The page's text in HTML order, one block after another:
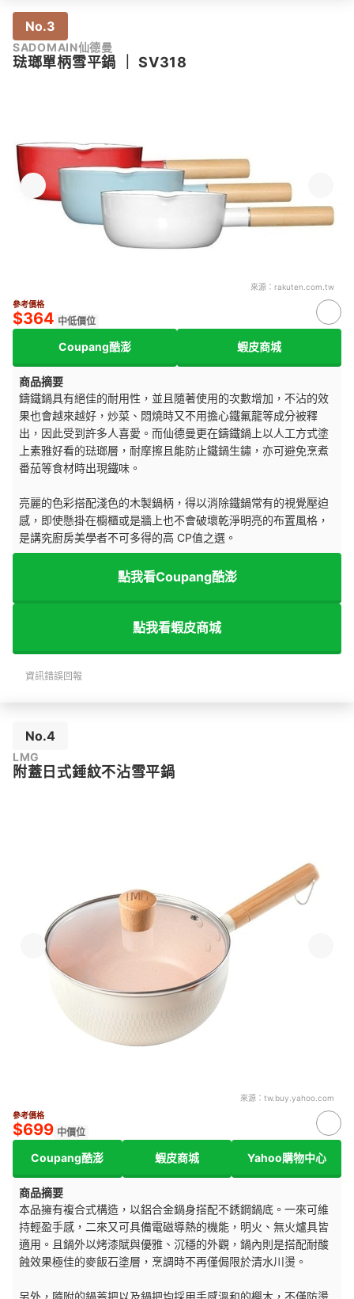
No.3
SADOMAIN仙德曼
琺瑯單柄雪平鍋 ｜SV318
來源： rakuten.com.tw
參考價格
$364 中低價位
Coupang酷澎 蝦皮商城
商品摘要
鑄鐵鍋具有絕佳的耐用性，並且隨著使用的次數增加，不沾的效
果也會越來越好，炒菜、悶燒時又不用擔心鐵氟龍等成分被釋
出，因此受到許多人喜愛。而仙德曼更在鑄鐵鍋上以人工方式塗
上素雅好看的琺瑯層，耐摩擦且能防止鐵鍋生鏽，亦可避免烹煮
番茄等食材時出現鐵味。
亮麗的色彩搭配淺色的木製鍋柄，得以消除鐵鍋常有的視覺壓迫
感，即使懸掛在櫥櫃或是牆上也不會破壞乾淨明亮的布置風格，
是講究廚房美學者不可多得的高 CP值之選。
點我看Coupang酷澎
點我看蝦皮商城
資訊錯誤回報
No.4
LMG
附蓋日式錘紋不沾雪平鍋
來源： tw.buy.yahoo.com
參考價格
$699 中價位
Coupang酷澎 蝦皮商城 Yahoo購物中心
商品摘要
本品擁有複合式構造，以鋁合金鍋身搭配不銹鋼鍋底。一來可維
持輕盈手感，二來又可具備電磁導熱的機能，明火、無火爐具皆
適用。且鍋外以烤漆賦與優雅、沉穩的外觀，鍋內則是搭配耐酸
蝕效果極佳的麥飯石塗層，烹調時不再僅侷限於清水川燙。
另外，隨附的鍋蓋把以及鍋把均採用手感溫和的櫸木，不僅防燙